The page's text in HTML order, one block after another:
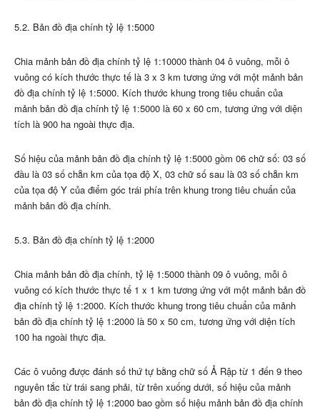
5.2. Bản đồ địa chính tỷ lệ 1:5000
Chia mảnh bản đồ địa chính tỷ lệ 1:10000 thành 04 ô vuông, mỗi ô
vuông có kích thước thực tế là 3 x 3 km tương ứng với một mảnh bản
đồ địa chính tỷ lệ 1:5000. Kích thước khung trong tiêu chuẩn của
mảnh bản đồ địa chính tỷ lệ 1:5000 là 60 x 60 cm, tương ứng với diện
tích là 900 ha ngoài thực địa.
Số hiệu của mảnh bản đồ địa chính tỷ lệ 1:5000 gồm 06 chữ số: 03 số
đầu là 03 số chẵn km của tọa độ X, 03 chữ số sau là 03 số chẵn km
của tọa độ Y của điểm góc trái phía trên khung trong tiêu chuẩn của
mảnh bản đồ địa chính.
5.3. Bản đồ địa chính tỷ lệ 1:2000
Chia mảnh bản đồ địa chính, tỷ lệ 1:5000 thành 09 ô vuông, mỗi ô
vuông có kích thước thực tế 1 x 1 km tương ứng với một mảnh bản đồ
địa chính tỷ lệ 1:2000. Kích thước khung trong tiêu chuẩn của mảnh
bản đồ địa chính tỷ lệ 1:2000 là 50 x 50 cm, tương ứng với diện tích
100 ha ngoài thực địa.
Các ô vuông được đánh số thứ tự bằng chữ số Ả Rập từ 1 đến 9 theo
nguyên tắc từ trái sang phải, từ trên xuống dưới, số hiệu của mảnh
bản đồ địa chính tỷ lệ 1:2000 bao gồm số hiệu mảnh bản đồ địa chính